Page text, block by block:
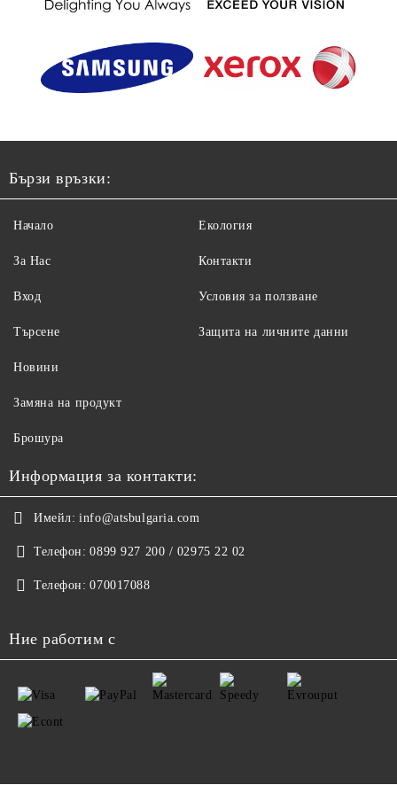
Бързи връзки:
Начало
За Нас
Вход
Търсене
Екология
Контакти
Условия за ползване
Защита на личните данни
Новини
Замяна на продукт
Брошура
Информация за контакти:
Имейл: info@atsbulgaria.com
Телефон: 0899 927 200 / 02975 22 02
Телефон: 070017088
Ние работим с